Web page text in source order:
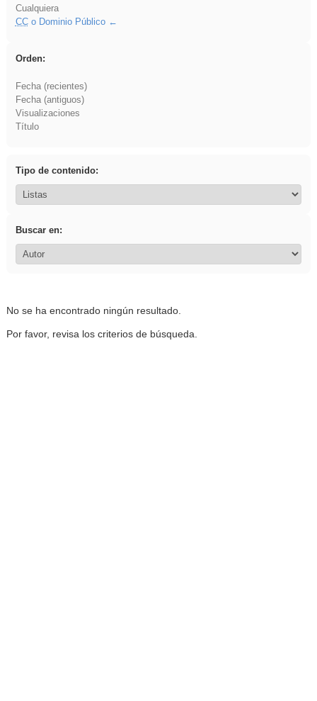
Cualquiera
CCo Dominio Público
Orden:
Fecha (recientes)
Fecha (antiguos)
Visualizaciones
Título
Tipo de contenido:
Buscar en:
No se ha encontrado ningún resultado.
Por favor, revisa los criterios de búsqueda.